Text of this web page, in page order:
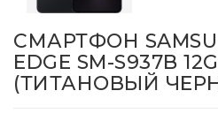
СМАРТФОН
EDGE SM-S937B
(ТИТАНОВЫЙ